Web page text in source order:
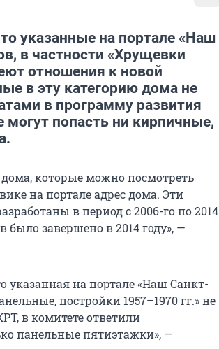
указанные на портале «Наш
в частности «Хрущевки
отношения к новой
в эту категорию дома не
в программу развития
попасть ни кирпичные,
которые можно посмотреть
на портале адрес дома. Эти
в период с 2006-го по 2014
было завершено в 2014 году», —
указанная на портале «Наш Санкт-
постройки 1957–1970 гг.» не
в комитете ответили
панельные пятиэтажки», —